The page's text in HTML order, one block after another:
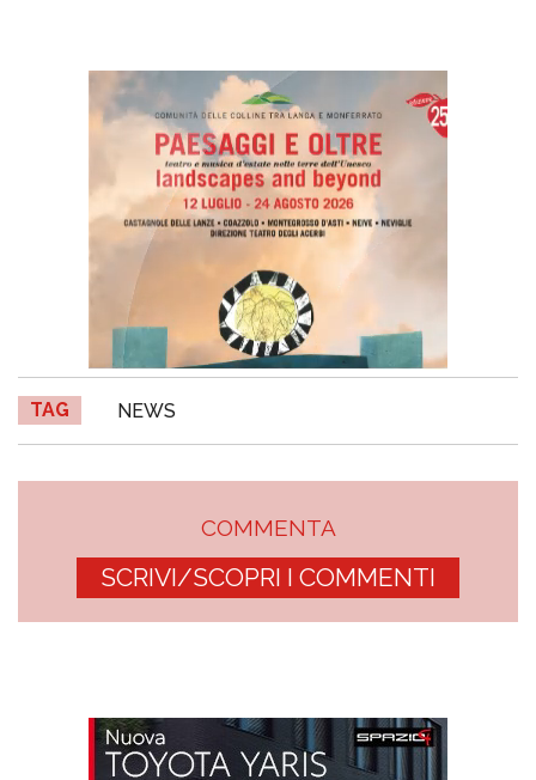
TAG NEWS
COMMENTA
SCRIVI/SCOPRI I COMMENTI